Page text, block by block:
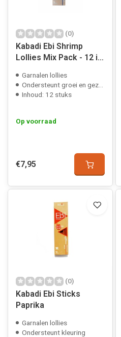
(0)
Kabadi Ebi Shrimp
Lollies Mix Pack - 12 in
Garnalen lollies
Ondersteunt groei en gezondheid
Inhoud: 12 stuks
Op voorraad
€7,95
(0)
Kabadi Ebi Sticks
Paprika
Garnalen lollies
Ondersteunt kleuring